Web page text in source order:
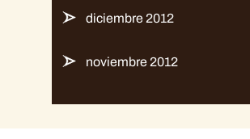
diciembre 2012
noviembre 2012